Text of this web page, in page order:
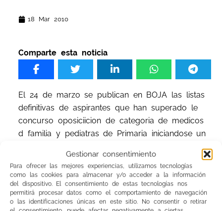
Gestionar consentimiento
Para ofrecer las mejores experiencias, utilizamos tecnologías
como las cookies para almacenar y/o acceder a la información
del dispositivo. El consentimiento de estas tecnologías nos
permitirá procesar datos como el comportamiento de navegación
o las identificaciones únicas en este sitio. No consentir o retirar
18 Mar 2010
Comparte esta noticia
El 24 de marzo se publican en BOJA las listas
definitivas de aspirantes que han superado le
concurso oposiciicion de categoria de medicos
d familia y pediatras de Primaria iniciandose un
plazo de 15 dias naturales para solicitar centro.
Asi mismo, se publica la asignacion de plaza d
odontoestomatologos.
Ponte en contacto con tu delegado para mayor